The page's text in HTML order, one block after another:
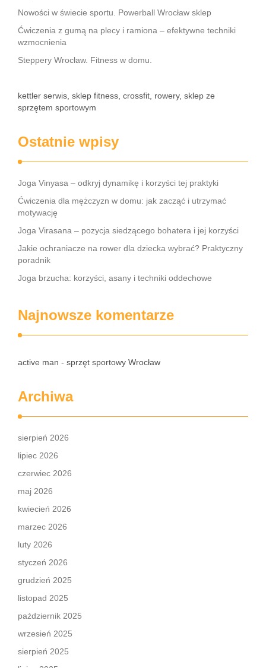
Nowości w świecie sportu. Powerball Wrocław sklep
Ćwiczenia z gumą na plecy i ramiona – efektywne techniki
wzmocnienia
Steppery Wrocław. Fitness w domu.
kettler serwis, sklep fitness, crossfit, rowery, sklep ze
sprzętem sportowym
Ostatnie wpisy
Joga Vinyasa – odkryj dynamikę i korzyści tej praktyki
Ćwiczenia dla mężczyzn w domu: jak zacząć i utrzymać
motywację
Joga Virasana – pozycja siedzącego bohatera i jej korzyści
Jakie ochraniacze na rower dla dziecka wybrać? Praktyczny
poradnik
Joga brzucha: korzyści, asany i techniki oddechowe
Najnowsze komentarze
active man - sprzęt sportowy Wrocław
Archiwa
sierpień 2026
lipiec 2026
czerwiec 2026
maj 2026
kwiecień 2026
marzec 2026
luty 2026
styczeń 2026
grudzień 2025
listopad 2025
październik 2025
wrzesień 2025
sierpień 2025